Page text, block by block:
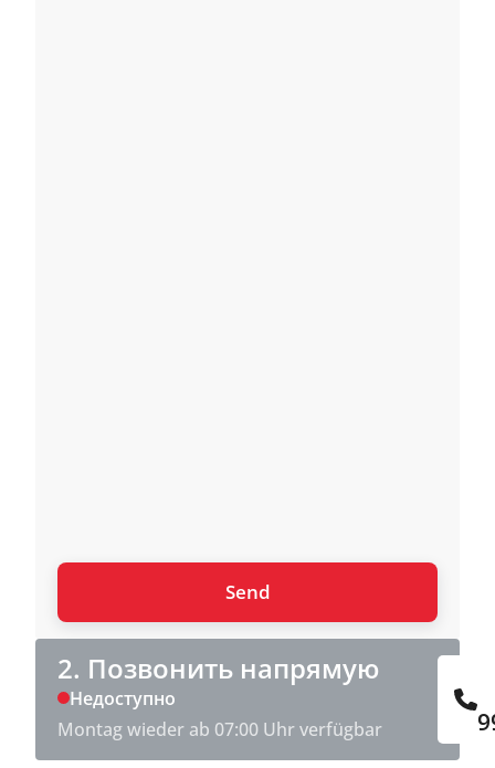
2. Позвонить напрямую
Недоступно
Montag wieder ab 07:00 Uhr verfügbar